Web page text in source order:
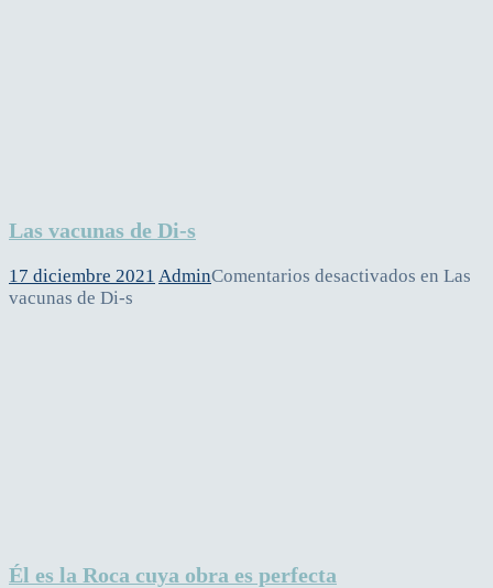
Las vacunas de Di-s
17 diciembre 2021 AdminComentarios desactivados en Las
vacunas de Di-s
Él es la Roca cuya obra es perfecta